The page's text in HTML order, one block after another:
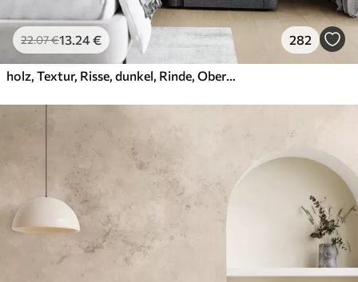
22.07€13.24€ 282
holz, Textur, Risse, dunkel, Rinde, Oberfläche